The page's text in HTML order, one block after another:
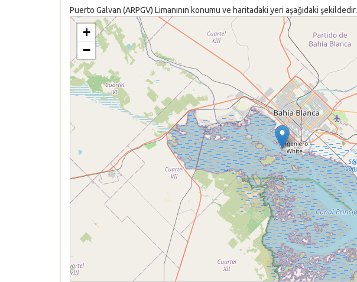
Puerto Galvan (ARPGV) Limanının konumu ve haritadaki yeri aşağıdaki şekildedir.
+
−